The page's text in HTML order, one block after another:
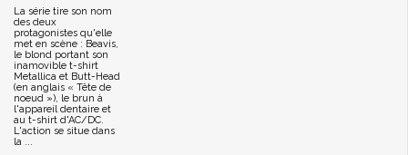
La série tire son nom
des deux
protagonistes qu'elle
met en scène : Beavis,
le blond portant son
inamovible t-shirt
Metallica et Butt-Head
(en anglais « Tête de
noeud »), le brun à
l'appareil dentaire et
au t-shirt d'AC/DC.
L'action se situe dans
la ...